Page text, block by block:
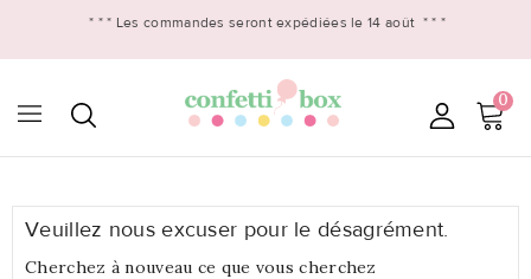
* * * Les commandes seront expédiées le 14 août * * *
0
Veuillez nous excuser pour le désagrément.
Cherchez à nouveau ce que vous cherchez